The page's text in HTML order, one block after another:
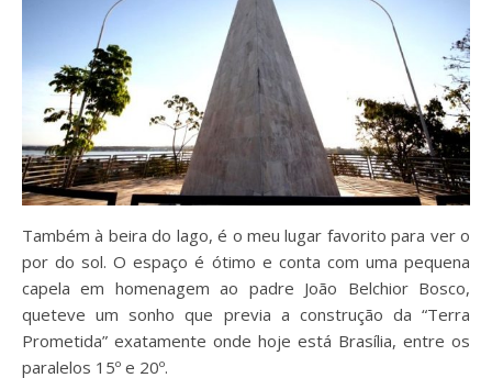
Também à beira do lago, é o meu lugar favorito para ver o
por do sol. O espaço é ótimo e conta com uma pequena
capela em homenagem ao padre João Belchior Bosco,
queteve um sonho que previa a construção da “Terra
Prometida” exatamente onde hoje está Brasília, entre os
paralelos 15º e 20º.